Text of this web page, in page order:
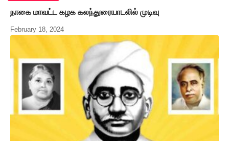
நாகை மாவட்ட கழக கலந்துரையாடலில் முடிவு
February 18, 2024